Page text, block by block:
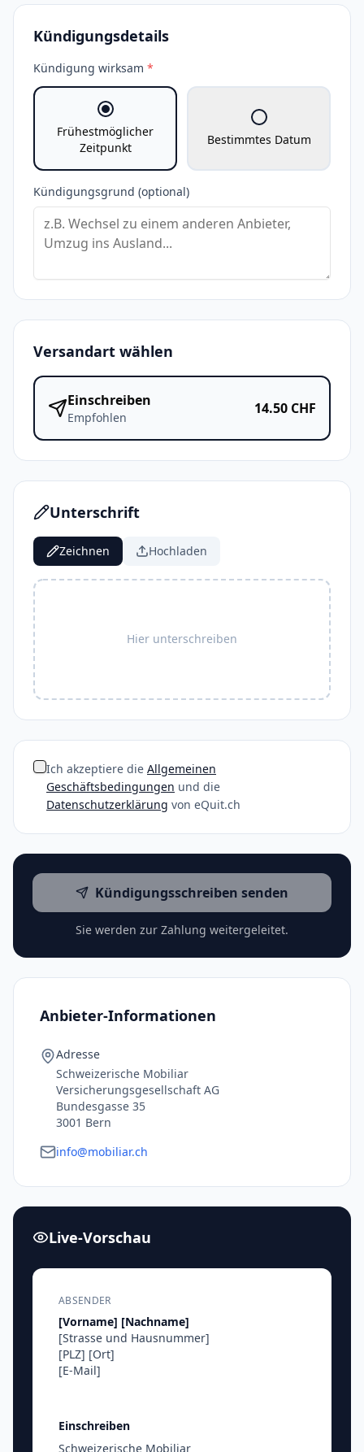
Kündigungsdetails
Kündigung wirksam *
Frühestmöglicher
Zeitpunkt
Bestimmtes Datum
Kündigungsgrund (optional)
Versandart wählen
Einschreiben
Empfohlen
14.50 CHF
Unterschrift
Zeichnen Hochladen
Hier unterschreiben
Ich akzeptiere die Allgemeinen
Geschäftsbedingungen und die
Datenschutzerklärung von eQuit.ch
Kündigungsschreiben senden
Sie werden zur Zahlung weitergeleitet.
Anbieter-Informationen
Adresse
Schweizerische Mobiliar
Versicherungsgesellschaft AG
Bundesgasse 35
3001 Bern
info@mobiliar.ch
Live-Vorschau
ABSENDER
[Vorname] [Nachname]
[Strasse und Hausnummer]
[PLZ] [Ort]
[E-Mail]
Einschreiben
Schweizerische Mobiliar